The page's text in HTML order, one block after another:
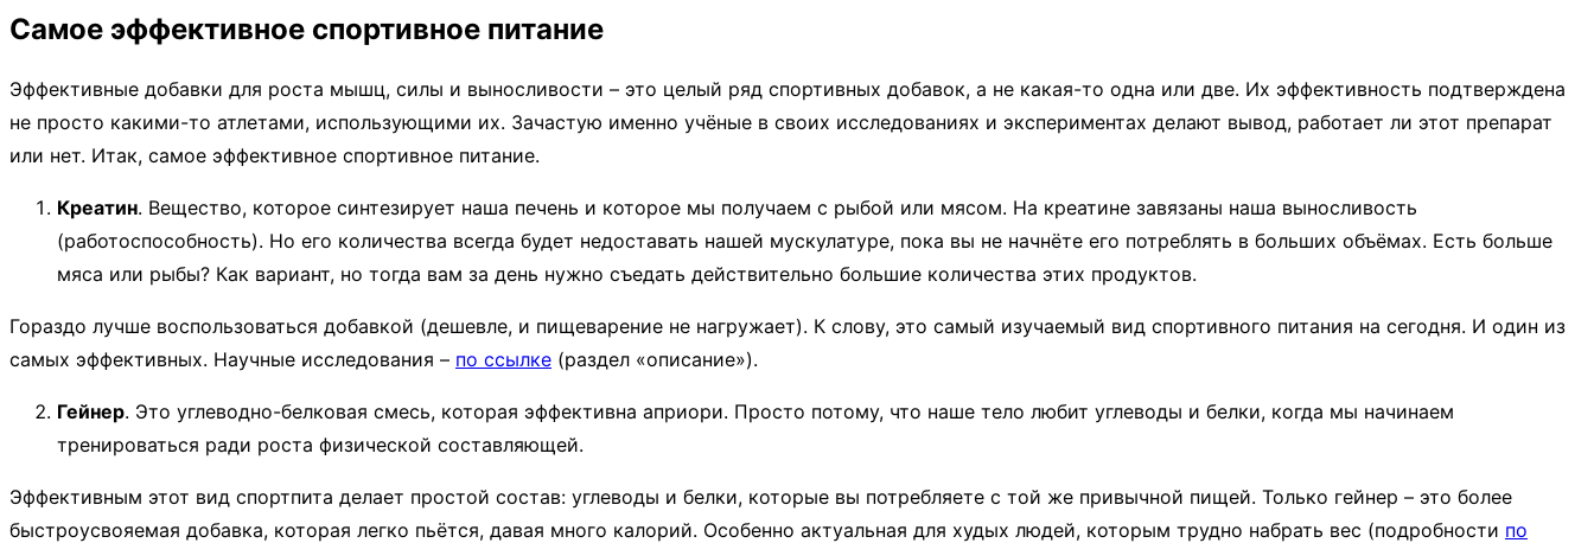
панель
навигацию
Самое эффективное спортивное питание
Эффективные добавки для роста мышц, силы и выносливости – это целый ряд спортивных добавок, а не какая-то одна или две. Их эффективность подтверждена
не просто какими-то атлетами, использующими их. Зачастую именно учёные в своих исследованиях и экспериментах делают вывод, работает ли этот препарат
или нет. Итак, самое эффективное спортивное питание.
Креатин. Вещество, которое синтезирует наша печень и которое мы получаем с рыбой или мясом. На креатине завязаны наша выносливость
(работоспособность). Но его количества всегда будет недоставать нашей мускулатуре, пока вы не начнёте его потреблять в больших объёмах. Есть больше
мяса или рыбы? Как вариант, но тогда вам за день нужно съедать действительно большие количества этих продуктов.
Гораздо лучше воспользоваться добавкой (дешевле, и пищеварение не нагружает). К слову, это самый изучаемый вид спортивного питания на сегодня. И один из
самых эффективных. Научные исследования – по ссылке (раздел «описание»).
Гейнер. Это углеводно-белковая смесь, которая эффективна априори. Просто потому, что наше тело любит углеводы и белки, когда мы начинаем
тренироваться ради роста физической составляющей.
Эффективным этот вид спортпита делает простой состав: углеводы и белки, которые вы потребляете с той же привычной пищей. Только гейнер – это более
быстроусвояемая добавка, которая легко пьётся, давая много калорий. Особенно актуальная для худых людей, которым трудно набрать вес (подробности по